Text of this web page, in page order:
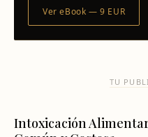
Ver eBook — 9 EUR
TU
Intoxicación